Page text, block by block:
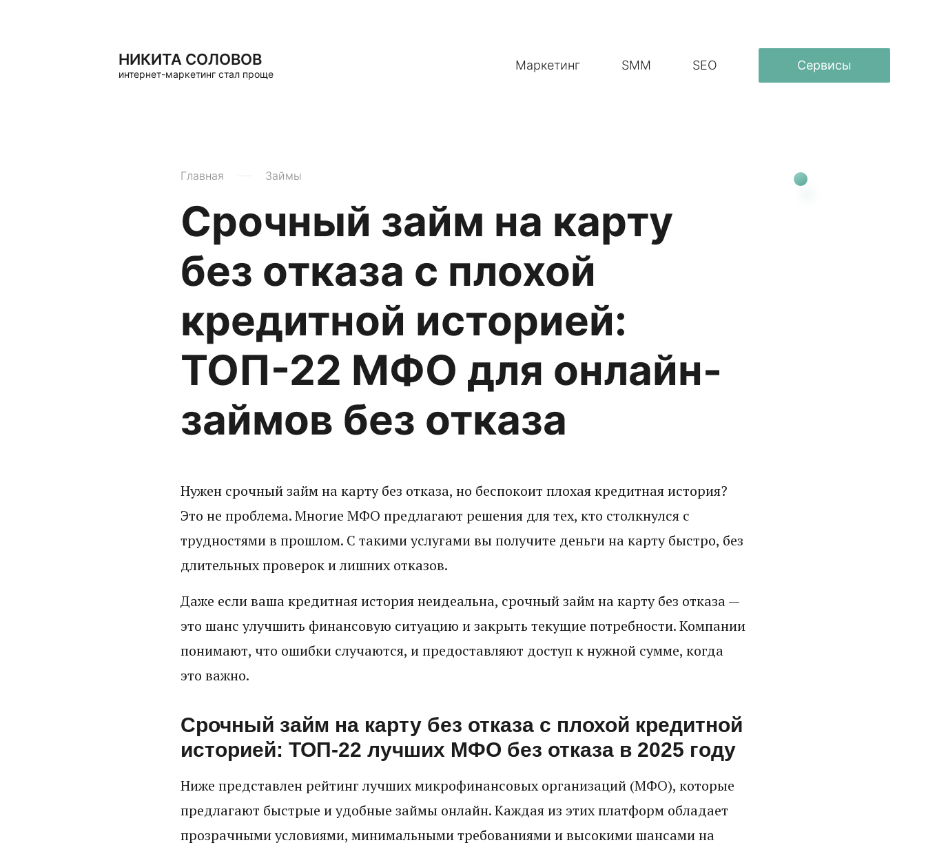
НИКИТА СОЛОВОВ
интернет-маркетинг стал проще
Маркетинг SMM SEO Сервисы
Главная Займы
Срочный займ на карту
без отказа с плохой
кредитной историей:
ТОП-22 МФО для онлайн-
займов без отказа
Нужен срочный займ на карту без отказа, но беспокоит плохая кредитная история?
Это не проблема. Многие МФО предлагают решения для тех, кто столкнулся с
трудностями в прошлом. С такими услугами вы получите деньги на карту быстро, без
длительных проверок и лишних отказов.
Даже если ваша кредитная история неидеальна, срочный займ на карту без отказа —
это шанс улучшить финансовую ситуацию и закрыть текущие потребности. Компании
понимают, что ошибки случаются, и предоставляют доступ к нужной сумме, когда
это важно.
Срочный займ на карту без отказа с плохой кредитной
историей: ТОП-22 лучших МФО без отказа в 2025 году
Ниже представлен рейтинг лучших микрофинансовых организаций (МФО), которые
предлагают быстрые и удобные займы онлайн. Каждая из этих платформ обладает
прозрачными условиями, минимальными требованиями и высокими шансами на